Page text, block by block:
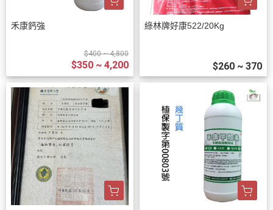
禾康鈣強
$400 ~ 4,800
$350 ~ 4,200
綠林牌好康522/20Kg
$260 ~ 370